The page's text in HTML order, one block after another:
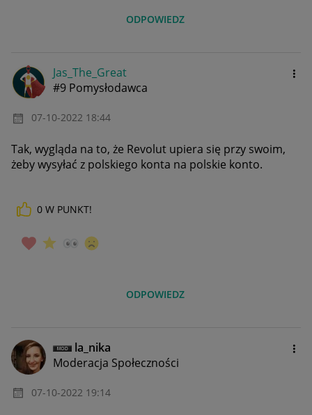
ODPOWIEDZ
Jas_The_Great
#9 Pomysłodawca
‎07-10-2022 18:44
Tak, wygląda na to, że Revolut upiera się przy swoim,
żeby wysyłać z polskiego konta na polskie konto.
0 W PUNKT!
ODPOWIEDZ
la_nika
Moderacja Społeczności
‎07-10-2022 19:14